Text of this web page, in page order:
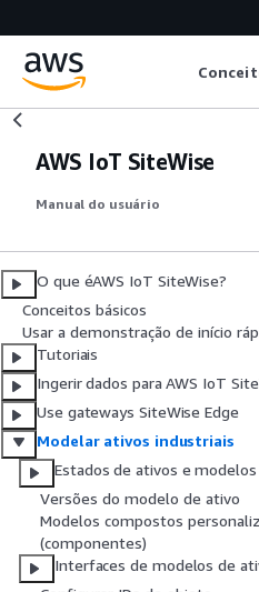
AWS IoT SiteWise
Manual do usuário
O que éAWS IoT SiteWise?
Conceitos básicos
Usar a demonstração de início
Tutoriais
Ingerir dados para AWS IoT
Use gateways SiteWise Edge
Modelar ativos industriais
Estados de ativos e modelos
Versões do modelo de ativo
Modelos compostos
(componentes)
Interfaces de modelos de